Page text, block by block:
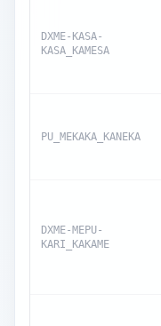
DXME-KASA-
KASA_KAMESA
PU_MEKAKA_KANEKA
DXME-MEPU-
KARI_KAKAME